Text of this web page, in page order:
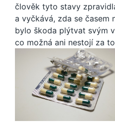
člověk tyto stavy
a vyčkává, zda se časem
bylo škoda plýtvat svým
co možná ani nestojí za